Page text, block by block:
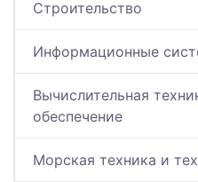
Строительство
Информационные
Вычислительная
обеспечение
Морская техника и